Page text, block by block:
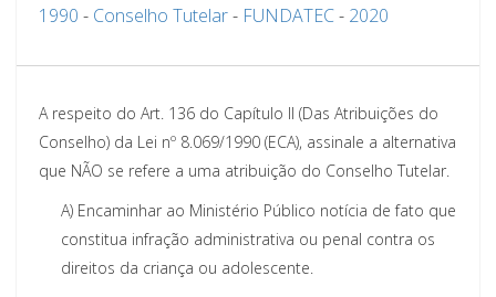
1990 - Conselho Tutelar- FUNDATEC- 2020
A respeito do Art. 136 do Capítulo II (Das Atribuições do
Conselho) da Lei nº 8.069/1990 (ECA), assinale a alternativa
que NÃO se refere a uma atribuição do Conselho Tutelar.
A) Encaminhar ao Ministério Público notícia de fato que
constitua infração administrativa ou penal contra os
direitos da criança ou adolescente.